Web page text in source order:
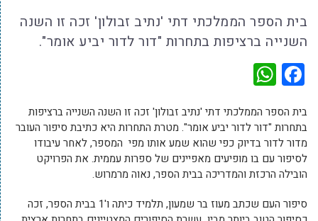
בית הספר הממלכתי דתי 'נתיב זבולון' זכה זו השנה
השנייה ברציפות בתחרות "דור לדור יביע אומר".
Facebook
בית הספר הממלכתי דתי 'נתיב זבולון' זכה זו השנה השנייה ברציפות
בתחרות "דור לדור יביע אומר". מטרת התחרות היא כתיבת סיפור העובר
מדור לדור בדיוק כפי שהוא שמע אותו מפי המספר, לאחר עיבודו
לסיפור עם בו מופיעים מאפיינים של ספרות עממית. את הפרויקט
הובילה הרכזת והמדריכה בבית הספר, נאוה מרמרוש.
סיפור העם שכתב מעוז בר שמעון, תלמיד כיתה ו'1 בבית הספר, זכה